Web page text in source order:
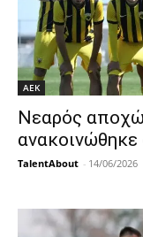
ΑΕΚ
Νεαρός
TalentAbout - 14/06/2026